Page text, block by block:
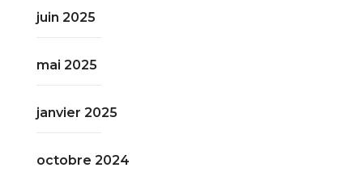
juin 2025
mai 2025
janvier 2025
octobre 2024